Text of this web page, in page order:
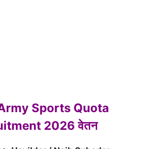
Sports Quota
2026 वेतन